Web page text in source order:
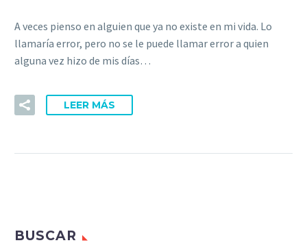
A veces pienso en alguien que ya no existe en mi vida. Lo
llamaría error, pero no se le puede llamar error a quien
alguna vez hizo de mis días…
LEER MÁS
BUSCAR